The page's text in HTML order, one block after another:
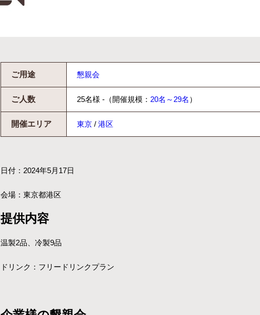
ご用途 懇親会
ご人数 25名様 -（開催規模： 20名～29名 ）
開催エリア 東京 / 港区
日付：2024年5月17日
会場：東京都港区
提供内容
温製2品、冷製9品
ドリンク：フリードリンクプラン